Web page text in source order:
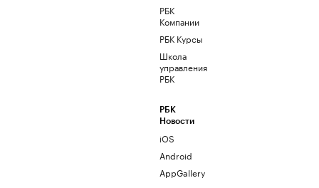
РБК
Компании
РБК Курсы
Школа
управления
РБК
РБК
Новости
iOS
Android
AppGallery